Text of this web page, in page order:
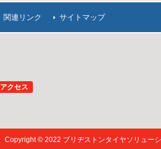
関連リンク サイトマップ
アクセス
Copyright © 2022 ブリヂストンタイヤソリュー